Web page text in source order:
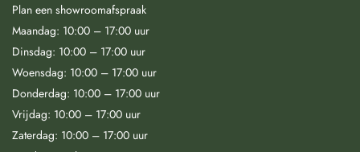
Plan een showroomafspraak
Maandag: 10:00 – 17:00 uur
Dinsdag: 10:00 – 17:00 uur
Woensdag: 10:00 – 17:00 uur
Donderdag: 10:00 – 17:00 uur
Vrijdag: 10:00 – 17:00 uur
Zaterdag: 10:00 – 17:00 uur